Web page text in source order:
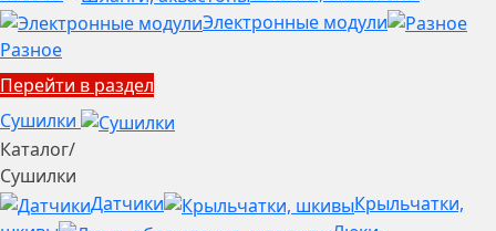
Электронные модули
Разное
Перейти в раздел
Сушилки
Каталог/
Сушилки
Датчики
Крыльчатки,